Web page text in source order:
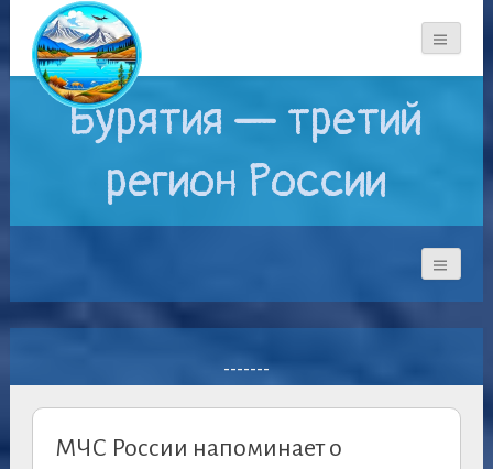
Бурятия — третий
регион России
-------
МЧС России напоминает о